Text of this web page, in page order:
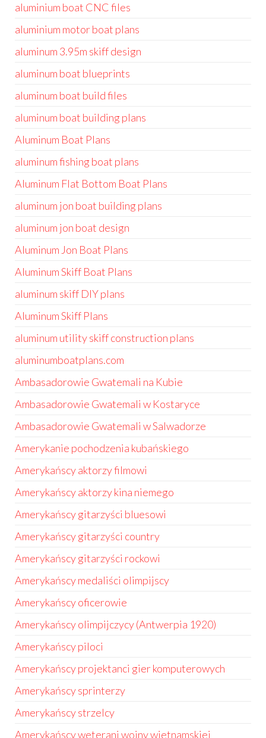
aluminium boat CNC files
aluminium motor boat plans
aluminum 3.95m skiff design
aluminum boat blueprints
aluminum boat build files
aluminum boat building plans
Aluminum Boat Plans
aluminum fishing boat plans
Aluminum Flat Bottom Boat Plans
aluminum jon boat building plans
aluminum jon boat design
Aluminum Jon Boat Plans
Aluminum Skiff Boat Plans
aluminum skiff DIY plans
Aluminum Skiff Plans
aluminum utility skiff construction plans
aluminumboatplans.com
Ambasadorowie Gwatemali na Kubie
Ambasadorowie Gwatemali w Kostaryce
Ambasadorowie Gwatemali w Salwadorze
Amerykanie pochodzenia kubańskiego
Amerykańscy aktorzy filmowi
Amerykańscy aktorzy kina niemego
Amerykańscy gitarzyści bluesowi
Amerykańscy gitarzyści country
Amerykańscy gitarzyści rockowi
Amerykańscy medaliści olimpijscy
Amerykańscy oficerowie
Amerykańscy olimpijczycy (Antwerpia 1920)
Amerykańscy piloci
Amerykańscy projektanci gier komputerowych
Amerykańscy sprinterzy
Amerykańscy strzelcy
Amerykańscy weterani wojny wietnamskiej